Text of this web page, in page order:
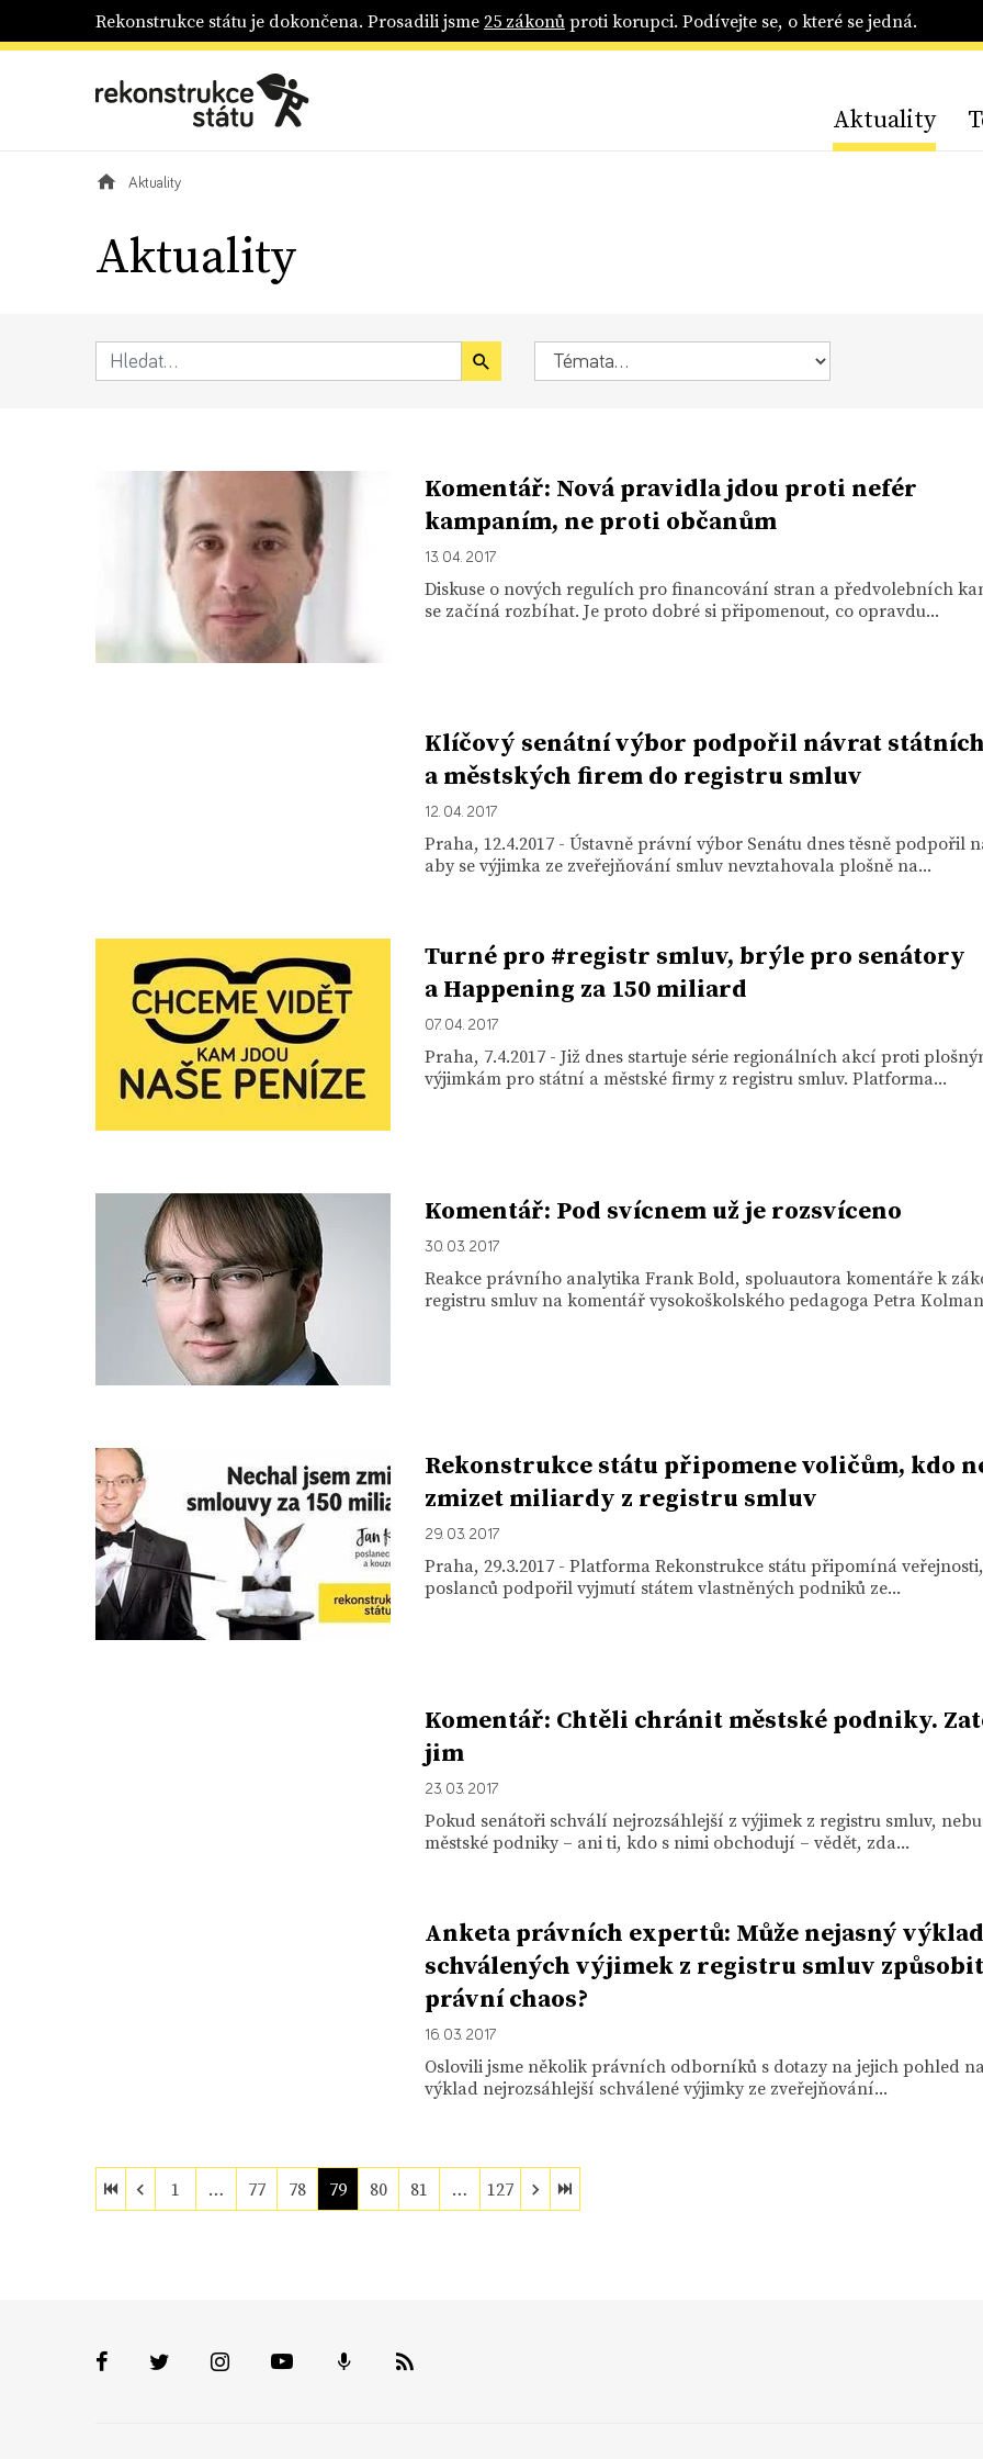
Rekonstrukce státu je dokončena. Prosadili jsme25 zákonůproti korupci. Podívejte se, o které se jedná.
Aktuality
Aktuality
Aktuality
Komentář: Nová pravidla jdou proti nefér
kampaním, ne proti občanům
13. 04. 2017
Diskuse o nových regulích pro financování stran a předvolebních
se začíná rozbíhat. Je proto dobré si připomenout, co opravdu...
Klíčový senátní výbor podpořil návrat státních
a městských firem do registru smluv
12. 04. 2017
Praha, 12.4.2017 - Ústavně právní výbor Senátu dnes těsně podpořil
aby se výjimka ze zveřejňování smluv nevztahovala plošně na...
Turné pro #registr smluv, brýle pro senátory
a Happening za 150 miliard
07. 04. 2017
Praha, 7.4.2017 - Již dnes startuje série regionálních akcí proti
výjimkám pro státní a městské firmy z registru smluv. Platforma...
Komentář: Pod svícnem už je rozsvíceno
30. 03. 2017
Reakce právního analytika Frank Bold, spoluautora komentáře k
registru smluv na komentář vysokoškolského pedagoga Petra
Rekonstrukce státu připomene voličům, kdo
zmizet miliardy z registru smluv
29. 03. 2017
Praha, 29.3.2017 - Platforma Rekonstrukce státu připomíná
poslanců podpořil vyjmutí státem vlastněných podniků ze...
Komentář: Chtěli chránit městské podniky.
jim
23. 03. 2017
Pokud senátoři schválí nejrozsáhlejší z výjimek z registru smluv,
městské podniky – ani ti, kdo s nimi obchodují – vědět, zda...
Anketa právních expertů: Může nejasný výklad
schválených výjimek z registru smluv způsobit
právní chaos?
16. 03. 2017
Oslovili jsme několik právních odborníků s dotazy na jejich pohled
výklad nejrozsáhlejší schválené výjimky ze zveřejňování...
1 … 77 78 79 80 81 … 127